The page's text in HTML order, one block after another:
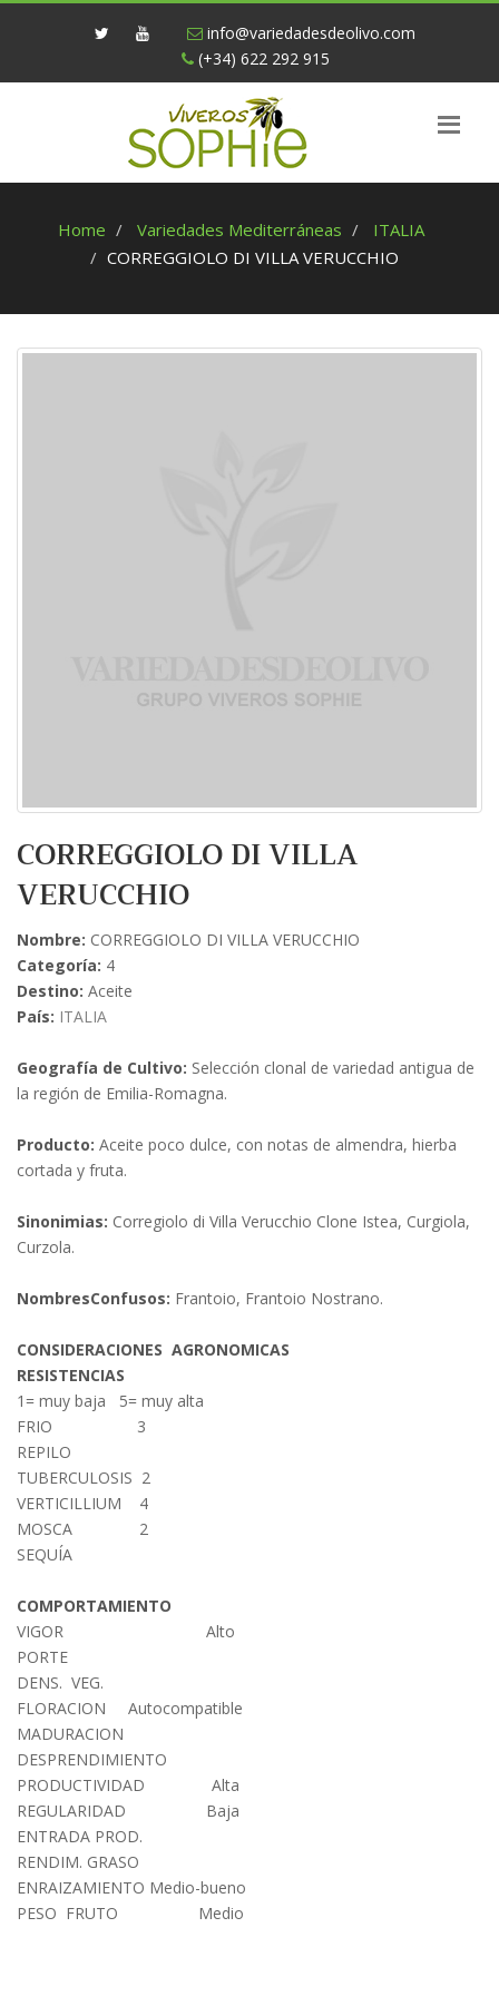
info@variedadesdeolivo.com
(+34) 622 292 915
Home Variedades Mediterráneas
ITALIA
CORREGGIOLO DI VILLA VERUCCHIO
CORREGGIOLO DI VILLA
VERUCCHIO
Nombre: CORREGGIOLO DI VILLA VERUCCHIO
Categoría: 4
Destino: Aceite
País: ITALIA
Geografía de Cultivo: Selección clonal de variedad antigua de
la región de Emilia-Romagna.
Producto: Aceite poco dulce, con notas de almendra, hierba
cortada y fruta.
Sinonimias: Corregiolo di Villa Verucchio Clone Istea, Curgiola,
Curzola.
NombresConfusos: Frantoio, Frantoio Nostrano.
CONSIDERACIONES AGRONOMICAS
RESISTENCIAS
1= muy baja 5= muy alta
FRIO 3
REPILO
TUBERCULOSIS 2
VERTICILLIUM 4
MOSCA 2
SEQUÍA
COMPORTAMIENTO
VIGOR Alto
PORTE
DENS. VEG.
FLORACION Autocompatible
MADURACION
DESPRENDIMIENTO
PRODUCTIVIDAD Alta
REGULARIDAD Baja
ENTRADA PROD.
RENDIM. GRASO
ENRAIZAMIENTO Medio-bueno
PESO FRUTO Medio